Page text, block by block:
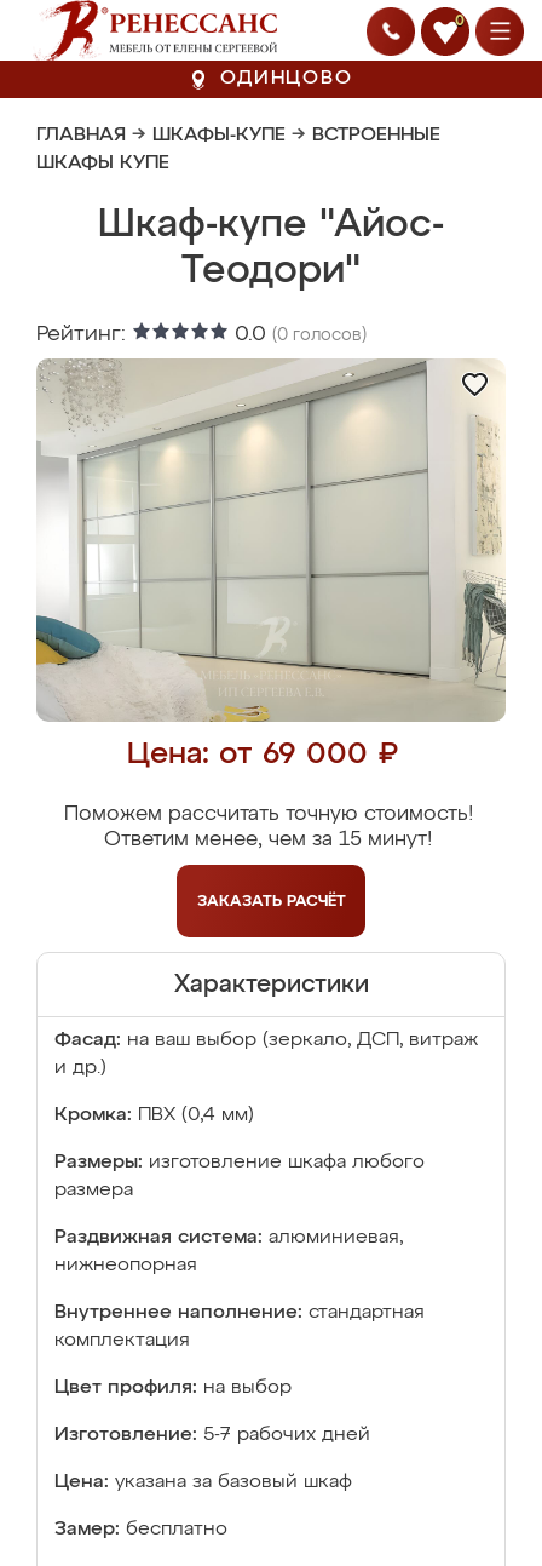
0
ОДИНЦОВО
ГЛАВНАЯ → ШКАФЫ-КУПЕ → ВСТРОЕННЫЕ
ШКАФЫ КУПЕ
Шкаф-купе "Айос-
Теодори"
Рейтинг: 0.0 (0 голосов)
Цена: от 69 000 ₽
Поможем рассчитать точную стоимость!
Ответим менее, чем за 15 минут!
ЗАКАЗАТЬ РАСЧЁТ
Характеристики
Фасад: на ваш выбор (зеркало, ДСП, витраж
и др.)
Кромка: ПВХ (0,4 мм)
Размеры: изготовление шкафа любого
размера
Раздвижная система: алюминиевая,
нижнеопорная
Внутреннее наполнение: стандартная
комплектация
Цвет профиля: на выбор
Изготовление: 5-7 рабочих дней
Цена: указана за базовый шкаф
Замер: бесплатно